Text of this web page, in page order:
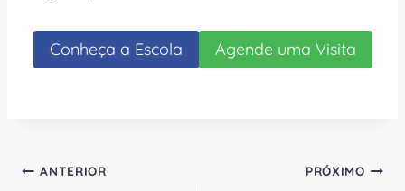
Conheça a Escola Agende uma Visita
Navegação
ANTERIOR PRÓXIMO